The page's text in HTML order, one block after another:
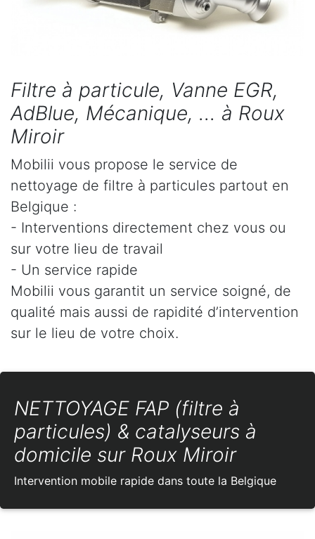
Filtre à particule, Vanne EGR,
AdBlue, Mécanique, ... à Roux
Miroir
Mobilii vous propose le service de
nettoyage de filtre à particules partout en
Belgique :
- Interventions directement chez vous ou
sur votre lieu de travail
- Un service rapide
Mobilii vous garantit un service soigné, de
qualité mais aussi de rapidité d’intervention
sur le lieu de votre choix.
NETTOYAGE FAP (filtre à
particules) & catalyseurs à
domicile sur Roux Miroir
Intervention mobile rapide dans toute la Belgique